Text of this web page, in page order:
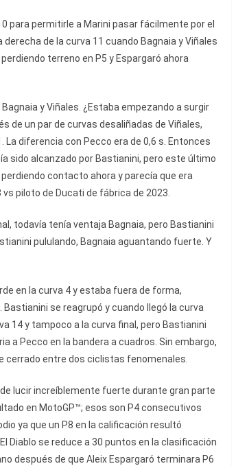
para permitirle a Marini pasar fácilmente por el
de la curva 11 cuando Bagnaia y Viñales
terreno en P5 y Espargaró ahora
y Viñales. ¿Estaba empezando a surgir
de un par de curvas desaliñadas de Viñales,
diferencia con Pecco era de 0,6 s. Entonces
sido alcanzado por Bastianini, pero este último
contacto ahora y parecía que era
piloto de Ducati de fábrica de 2023.
todavía tenía ventaja Bagnaia, pero Bastianini
pululando, Bagnaia aguantando fuerte. Y
en la curva 4 y estaba fuera de forma,
se reagrupó y cuando llegó la curva
14 y tampoco a la curva final, pero Bastianini
a Pecco en la bandera a cuadros. Sin embargo,
cerrado entre dos ciclistas fenomenales.
lucir increíblemente fuerte durante gran parte
en MotoGP™; esos son P4 consecutivos
ya que un P8 en la calificación resultó
Diablo se reduce a 30 puntos en la clasificación
después de que Aleix Espargaró terminara P6